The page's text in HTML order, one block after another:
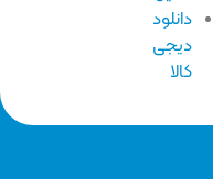
دانلود
دیجی